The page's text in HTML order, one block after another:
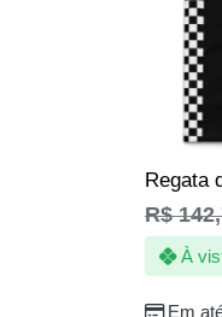
R$
Em
À